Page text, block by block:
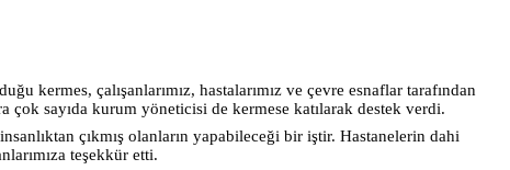
kermes, çalışanlarımız, hastalarımız ve çevre esnaflar tarafından
çok sayıda kurum yöneticisi de kermese katılarak destek verdi.
insanlıktan çıkmış olanların yapabileceği bir iştir. Hastanelerin dahi
teşekkür etti.